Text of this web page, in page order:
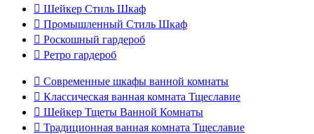
 Шейкер Стиль Шкаф
 Промышленный Стиль Шкаф
 Роскошный гардероб
 Ретро гардероб
 Современные шкафы ванной комнаты
 Классическая ванная комната Тщеславие
 Шейкер Тщеты Ванной Комнаты
 Традиционная ванная комната Тщеславие